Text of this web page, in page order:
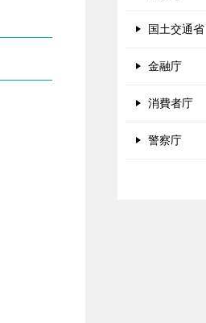
国土交通省
金融庁
消費者庁
警察庁